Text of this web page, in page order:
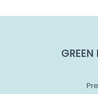
GREEN